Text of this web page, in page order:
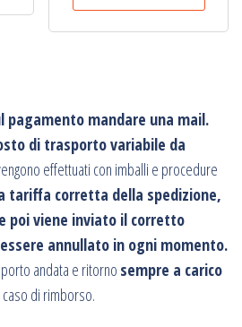
pagamento mandare una mail.
di trasporto variabile da
effettuati con imballi e procedure
tariffa corretta della spedizione,
poi viene inviato il corretto
annullato in ogni momento.
andata e ritorno sempre a carico
caso di rimborso.